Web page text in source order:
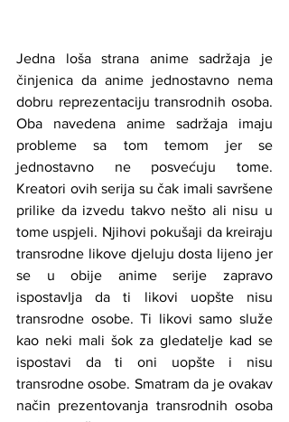
Jedna loša strana anime sadržaja je
činjenica da anime jednostavno nema
dobru reprezentaciju transrodnih osoba.
Oba navedena anime sadržaja imaju
probleme sa tom temom jer se
jednostavno ne posvećuju tome.
Kreatori ovih serija su čak imali savršene
prilike da izvedu takvo nešto ali nisu u
tome uspjeli. Njihovi pokušaji da kreiraju
transrodne likove djeluju dosta lijeno jer
se u obije anime serije zapravo
ispostavlja da ti likovi uopšte nisu
transrodne osobe. Ti likovi samo služe
kao neki mali šok za gledatelje kad se
ispostavi da ti oni uopšte i nisu
transrodne osobe. Smatram da je ovakav
način prezentovanja transrodnih osoba